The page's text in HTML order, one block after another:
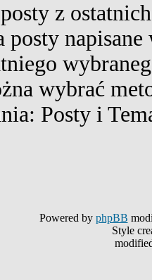
z
posty napisane
wybrać
Posty i
Powered by phpBB
Style